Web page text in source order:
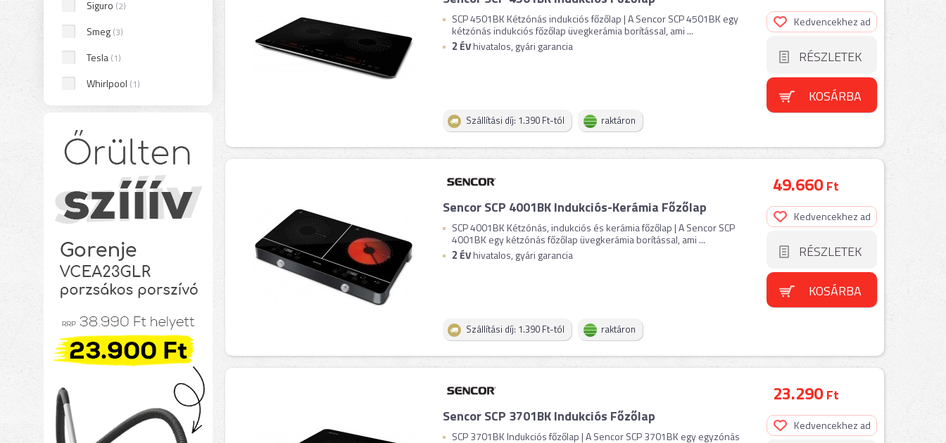
Siguro (2)
Smeg (3)
Tesla (1)
Whirlpool (1)
SCP 4501BK Kétzónás indukciós főzőlap | A Sencor SCP 4501BK egy
kétzónás indukciós főzőlap üvegkerámia borítással, ami ...
2 ÉVhivatalos, gyári garancia
Szállítási díj: 1.390 Ft-tól raktáron
Kedvencekhez ad
RÉSZLETEK
KOSÁRBA
Sencor SCP 4001BK Indukciós-Kerámia Főzőlap
SCP 4001BK Kétzónás, indukciós és kerámia főzőlap | A Sencor SCP
4001BK egy kétzónás főzőlap üvegkerámia borítással, ami ...
2 ÉVhivatalos, gyári garancia
Szállítási díj: 1.390 Ft-tól raktáron
49.660Ft
Kedvencekhez ad
RÉSZLETEK
KOSÁRBA
Sencor SCP 3701BK Indukciós Főzőlap
SCP 3701BK Indukciós főzőlap | A Sencor SCP 3701BK egy egyzónás
23.290Ft
Kedvencekhez ad